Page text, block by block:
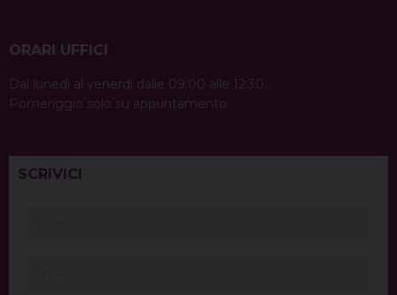
ORARI UFFICI
Dal lunedì al venerdì dalle 09:00 alle 12:30.
Pomeriggio solo su appuntamento.
SCRIVICI